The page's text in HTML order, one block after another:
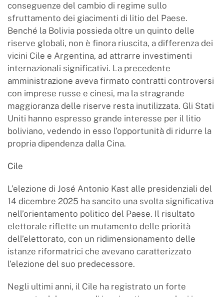
conseguenze del cambio di regime sullo
sfruttamento dei giacimenti di litio del Paese.
Benché la Bolivia possieda oltre un quinto delle
riserve globali, non è finora riuscita, a differenza dei
vicini Cile e Argentina, ad attrarre investimenti
internazionali significativi. La precedente
amministrazione aveva firmato contratti controversi
con imprese russe e cinesi, ma la stragrande
maggioranza delle riserve resta inutilizzata. Gli Stati
Uniti hanno espresso grande interesse per il litio
boliviano, vedendo in esso l’opportunità di ridurre la
propria dipendenza dalla Cina.
Cile
L’elezione di José Antonio Kast alle presidenziali del
14 dicembre 2025 ha sancito una svolta significativa
nell’orientamento politico del Paese. Il risultato
elettorale riflette un mutamento delle priorità
dell’elettorato, con un ridimensionamento delle
istanze riformatrici che avevano caratterizzato
l’elezione del suo predecessore.
Negli ultimi anni, il Cile ha registrato un forte